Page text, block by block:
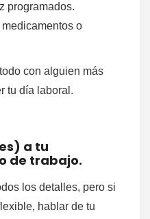
programados.
o
con alguien más
tu día laboral.
a tu
de trabajo.
los detalles, pero si
hablar de tu